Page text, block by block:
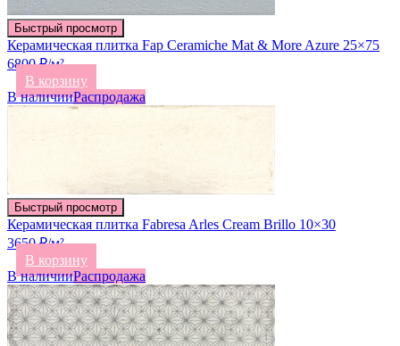
Быстрый просмотр
Керамическая плитка Fap Ceramiche Mat & More Azure 25×75
6800 ₽/м²
В корзину
В наличииРаспродажа
Быстрый просмотр
Керамическая плитка Fabresa Arles Cream Brillo 10×30
3650 ₽/м²
В корзину
В наличииРаспродажа